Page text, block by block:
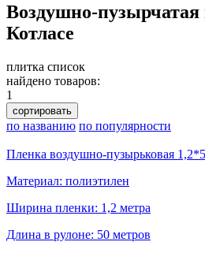
Воздушно-пузырчатая
Котласе
плитка список
найдено товаров:
1
сортировать
по названию по популярности
Пленка воздушно-пузырьковая
Материал: полиэтилен
Ширина пленки: 1,2 метра
Длина в рулоне: 50 метров